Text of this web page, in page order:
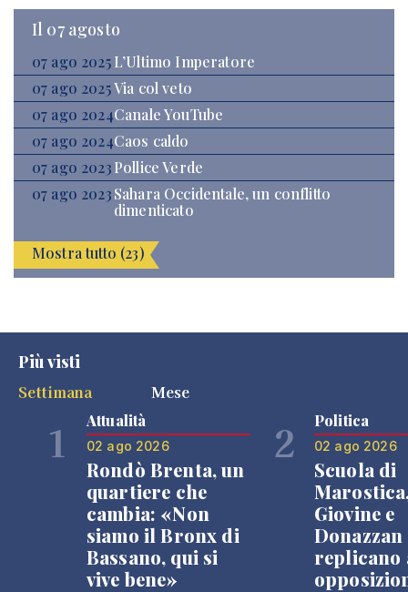
Il 07 agosto
07 ago 2025 L’Ultimo Imperatore
07 ago 2025Via col veto
07 ago 2024Canale YouTube
07 ago 2024Caos caldo
07 ago 2023Pollice Verde
07 ago 2023Sahara Occidentale, un conflitto
dimenticato
Mostra tutto (23)
Più visti
Settimana
Mese
1 Attualità
02 ago 2026
Rondò Brenta, un
quartiere che
cambia: «Non
siamo il Bronx di
Bassano, qui si
vive bene»
2 Politica
02 ago 2026
Scuola di
Giovine e
Donazzan
replicano